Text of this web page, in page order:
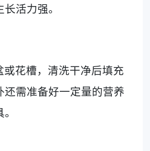
活力强。
花槽，清洗干净后填充
需准备好一定量的营养